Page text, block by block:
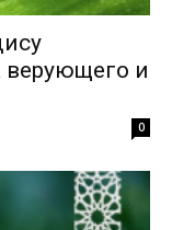
и
0